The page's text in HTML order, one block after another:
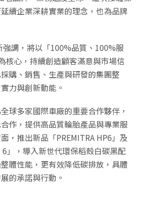
續企業深耕實業的理念，也為品牌
調，將以「100%品質、100%服
核心，持續創造顧客滿意與市場信
購、銷售、生產與研發的集團整
力與創新動能。
球多家國際車廠的重要合作夥伴，
作，提供高品質輪胎產品與專業服
，推出新品「PREMITRA HP6」及
6」，導入新世代環保稻殼白碳黑配
體性能，更有效降低碳排放，具體
的承諾與行動。